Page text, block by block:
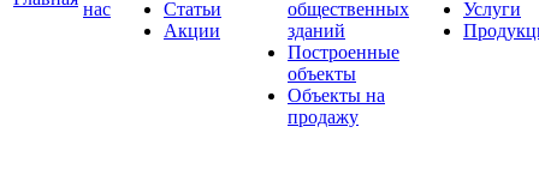
нас
Статьи
Акции
общественных
зданий
Построенные
объекты
Объекты на
продажу
Услуги